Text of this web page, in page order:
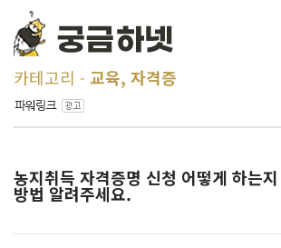
카테고리 교육, 자격증
농지취득 자격증명 신청 어떻게 하는
방법 알려주세요.